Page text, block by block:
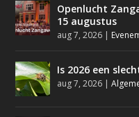
Openlucht
15 augustus
aug 7, 2026 |
Is 2026 een
aug 7, 2026 |